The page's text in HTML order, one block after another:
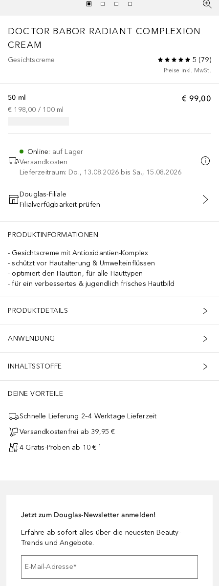
DOCTOR BABOR RADIANT COMPLEXION
CREAM
Gesichtscreme 5 (79)
Preise inkl. MwSt.
€ 99,00
50 ml
€ 198,00 / 100 ml
Online: auf Lager
Versandkosten
Lieferzeitraum: Do., 13.08.2026 bis Sa., 15.08.2026
IN DEN WARENKORB
Douglas-Filiale
Filialverfügbarkeit prüfen
PRODUKTINFORMATIONEN
Gesichtscreme mit Antioxidantien-Komplex
schützt vor Hautalterung & Umwelteinflüssen
optimiert den Hautton, für alle Hauttypen
für ein verbessertes & jugendlich frisches Hautbild
PRODUKTDETAILS
ANWENDUNG
INHALTSSTOFFE
DEINE VORTEILE
Schnelle Lieferung 2–4 Werktage Lieferzeit
Versandkostenfrei ab 39,95 €
4 Gratis-Proben ab 10 € ¹
Jetzt zum Douglas-Newsletter anmelden!
Erfahre ab sofort alles über die neuesten Beauty-
Trends und Angebote.
E-Mail-Adresse*